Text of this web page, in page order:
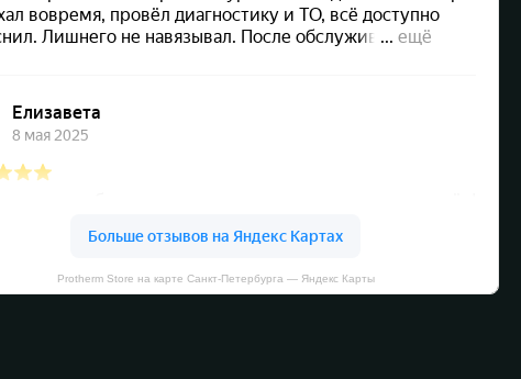
Protherm Store на карте Санкт‑Петербурга — Яндекс Карты